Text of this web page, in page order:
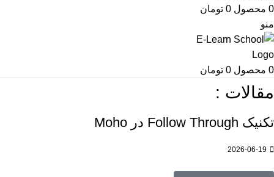
0 محصول 0 تومان
منو
0 محصول 0 تومان
مقالات :
تکنیک Follow Through در Moho